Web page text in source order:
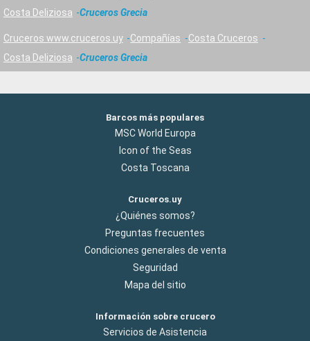
Costa Deliziosa
Cruceros Grecia
Cruceros www.cruceros.uy Compañías
Costa Cruceros
Costa Deliziosa
Cruceros Grecia
Barcos más populares
MSC World Europa
Icon of the Seas
Costa Toscana
Cruceros.uy
¿Quiénes somos?
Preguntas frecuentes
Condiciones generales de venta
Seguridad
Mapa del sitio
Información sobre crucero
Servicios de Asistencia